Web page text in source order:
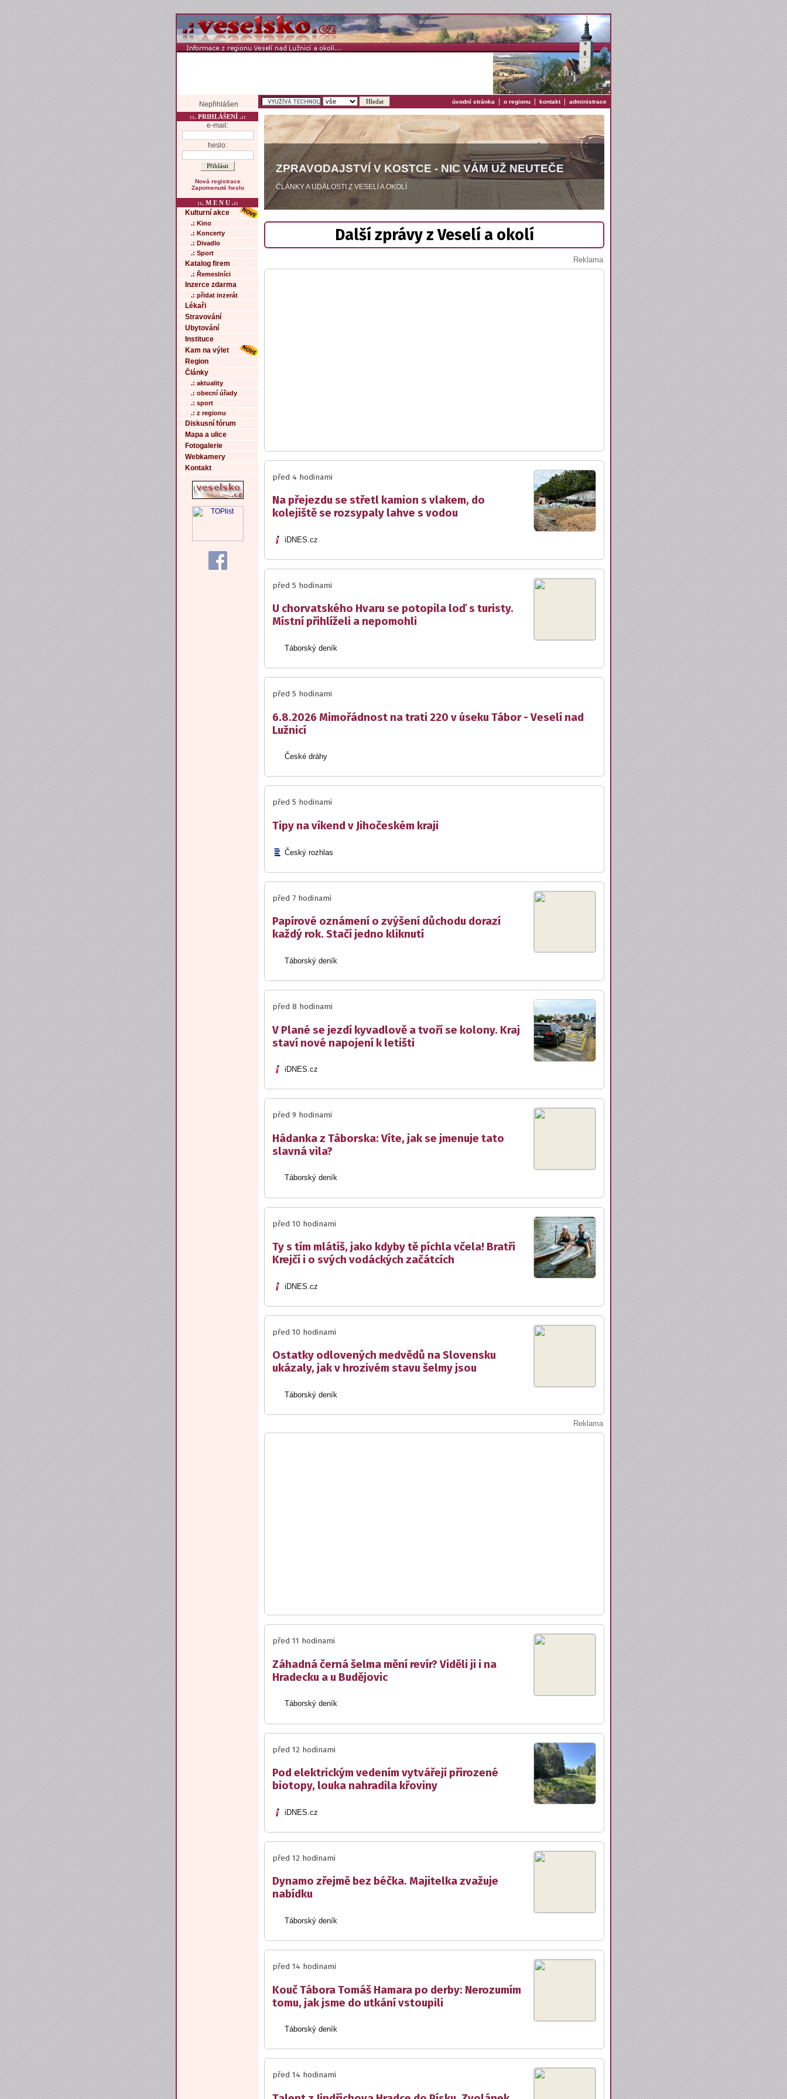
Nepřihlášen úvodní stránka | o regionu | kontakt| administrace
::. PRIHLÁŠENÍ .::
e-mail:
heslo:
Nová registrace
Zapomenuté heslo
::. M E N U .::
Kulturní akce
.: Kino
.: Koncerty
.: Divadlo
.: Sport
Katalog firem
.: Řemeslníci
Inzerce zdarma
.: přidat inzerát
Lékaři
Stravování
Ubytování
Instituce
Kam na výlet
Region
Články
.: aktuality
.: obecní úřady
.: sport
.: z regionu
Diskusní fórum
Mapa a ulice
Fotogalerie
Webkamery
Kontakt
ZPRAVODAJSTVÍ V KOSTCE - NIC VÁM UŽ NEUTEČE
ČLÁNKY A UDÁLOSTI Z VESELÍ A OKOLÍ
Další zprávy z Veselí a okolí
Reklama
před 4 hodinami
Na přejezdu se střetl kamion s vlakem, do
kolejiště se rozsypaly lahve s vodou
iDNES.cz
před 5 hodinami
U chorvatského Hvaru se potopila loď s turisty.
Místní přihlíželi a nepomohli
Táborský deník
před 5 hodinami
6.8.2026 Mimořádnost na trati 220 v úseku Tábor - Veselí nad
Lužnicí
České dráhy
před 5 hodinami
Tipy na víkend v Jihočeském kraji
Český rozhlas
před 7 hodinami
Papírové oznámení o zvýšení důchodu dorazí
každý rok. Stačí jedno kliknutí
Táborský deník
před 8 hodinami
V Plané se jezdí kyvadlově a tvoří se kolony. Kraj
staví nové napojení k letišti
iDNES.cz
před 9 hodinami
Hádanka z Táborska: Víte, jak se jmenuje tato
slavná vila?
Táborský deník
před 10 hodinami
Ty s tím mlátíš, jako kdyby tě píchla včela! Bratři
Krejčí i o svých vodáckých začátcích
iDNES.cz
před 10 hodinami
Ostatky odlovených medvědů na Slovensku
ukázaly, jak v hrozivém stavu šelmy jsou
Táborský deník
Reklama
před 11 hodinami
Záhadná černá šelma mění revír? Viděli ji i na
Hradecku a u Budějovic
Táborský deník
před 12 hodinami
Pod elektrickým vedením vytvářejí přirozené
biotopy, louka nahradila křoviny
iDNES.cz
před 12 hodinami
Dynamo zřejmě bez béčka. Majitelka zvažuje
nabídku
Táborský deník
před 14 hodinami
Kouč Tábora Tomáš Hamara po derby: Nerozumím
tomu, jak jsme do utkání vstoupili
Táborský deník
před 14 hodinami